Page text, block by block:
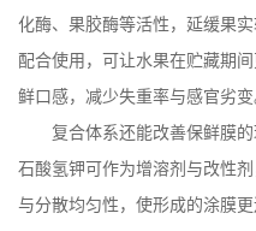
化酶、果胶酶等活性，延缓果
配合使用，可让水果在贮藏期
鲜口感，减少失重率与感官劣变
复合体系还能改善保鲜膜
石酸氢钾可作为增溶剂与改性
与分散均匀性，使形成的涂膜